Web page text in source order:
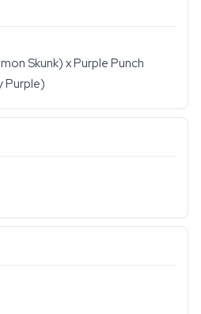
Skunk) x Purple Punch
Purple)